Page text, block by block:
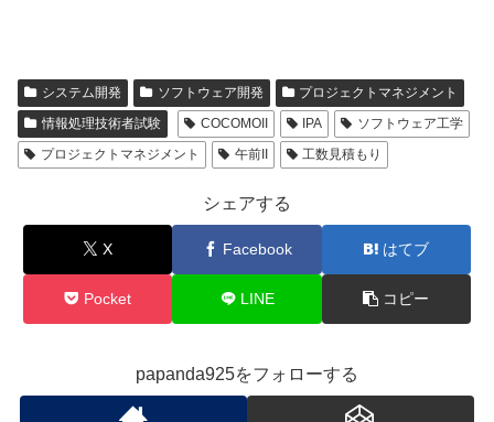
システム開発 ソフトウェア開発
プロジェクトマネジメント
情報処理技術者試験
COCOMOII IPA
ソフトウェア工学
プロジェクトマネジメント
午前II 工数見積もり
シェアする
X Facebook はてブ
Pocket LINE コピー
papanda925をフォローする